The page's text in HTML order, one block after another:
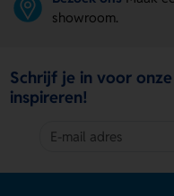
showroom.
Schrijf je in voor
inspireren!